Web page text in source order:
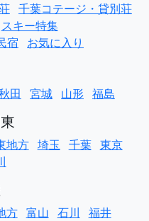
千葉コテージ・貸別荘
スキー特集
宿 お気に入り
田 宮城 山形 福島
地方 埼玉 千葉 東京
方 富山 石川 福井